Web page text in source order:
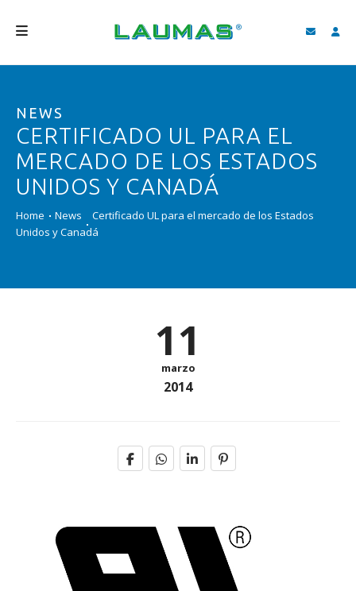
PRODUCTOS
SERVICIOS
ASISTENCIA Y DESCARGAS
VIDEO
NEWS
CERTIFICADO UL PARA EL
MERCADO DE LOS ESTADOS
UNIDOS Y CANADÁ
Home News
Certificado UL para el mercado de los Estados
Unidos y Canadá
11
marzo
2014